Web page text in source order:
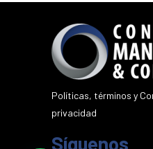
Políticas, términos y
privacidad
Síguenos